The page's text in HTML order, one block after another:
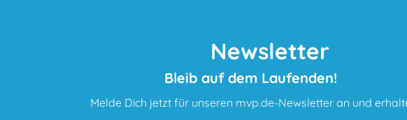
Newsletter
Bleib auf dem Laufenden!
Melde Dich jetzt für unseren mvp.de-Newsletter an und